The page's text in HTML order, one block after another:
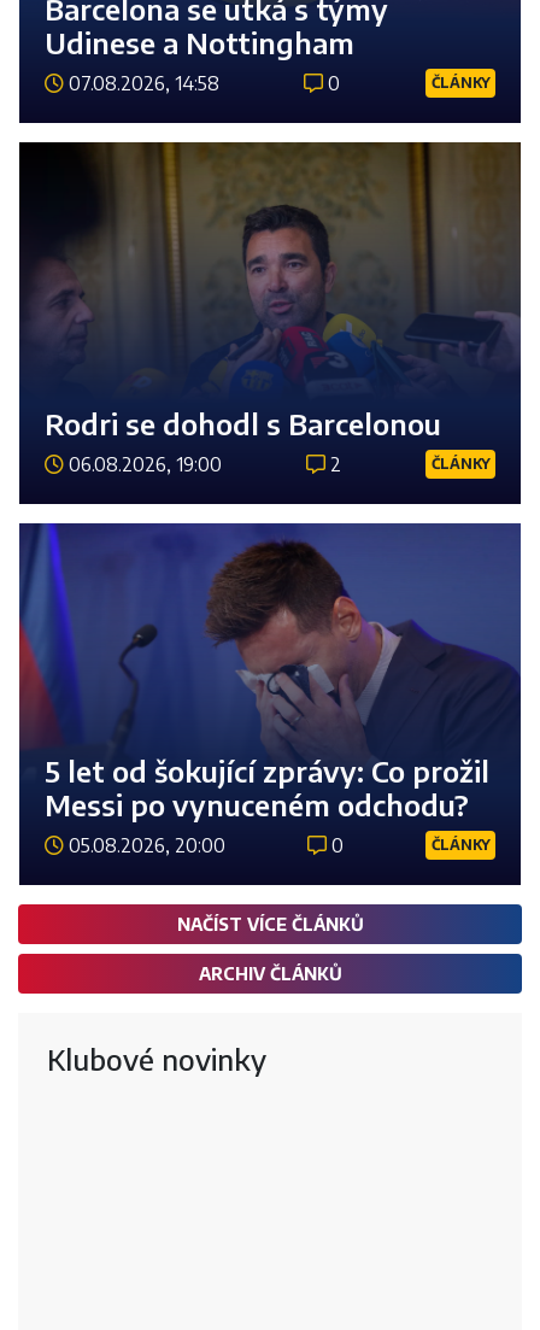
Barcelona se utká s týmy
Udinese a Nottingham
07.08.2026, 14:58 0 ČLÁNKY
Rodri se dohodl s Barcelonou
06.08.2026, 19:00 2 ČLÁNKY
5 let od šokující zprávy: Co prožil
Messi po vynuceném odchodu?
05.08.2026, 20:00 0 ČLÁNKY
NAČÍST VÍCE ČLÁNKŮ
ARCHIV ČLÁNKŮ
Klubové novinky